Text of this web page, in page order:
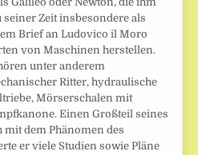
Zeit insbesondere als
Brief an Ludovico il Moro
von Maschinen herstellen.
unter anderem
Ritter, hydraulische
Mörserschalen mit
Einen Großteil seines
mit dem Phänomen des
er viele Studien sowie Pläne